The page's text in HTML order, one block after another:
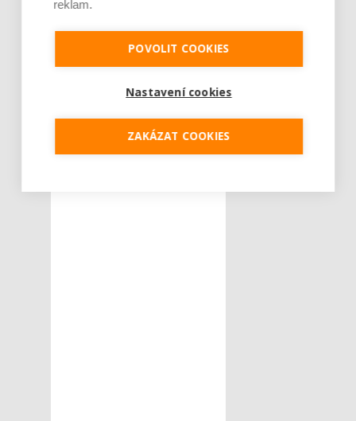
reklam.
POVOLIT COOKIES
Nastavení cookies
ZAKÁZAT COOKIES